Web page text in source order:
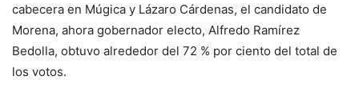
cabecera en Múgica y Lázaro Cárdenas, el candidato de
Morena, ahora gobernador electo, Alfredo Ramírez
Bedolla, obtuvo alrededor del 72 % por ciento del total de
los votos.